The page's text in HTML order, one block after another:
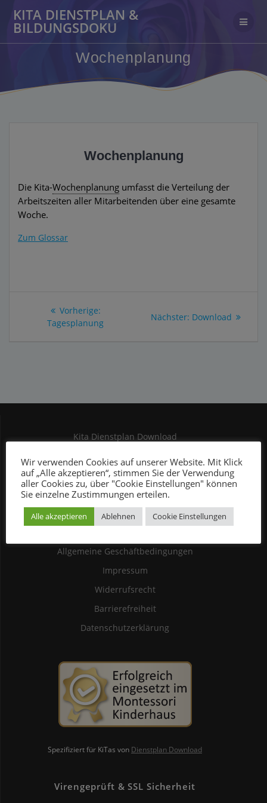
Inhalt
KITA DIENSTPLAN &
BILDUNGSDOKU
Wochenplanung
Wochenplanung
Die Kita-Wochenplanung umfasst die Verteilung der
Arbeitszeiten aller Mitarbeitenden über eine gesamte
Woche.
Zum Glossar
Vorherige:Vorheriger
Beitrag:
Tagesplanung
Nächster: Nächster
Download
Kita Dienstplan Download
Kontakt
Mein Konto
Service Dienstplan Download
Anwendung Dienstplan
Allgemeine Geschäftbedingungen
Impressum
Widerrufsrecht
Barrierefreiheit
Datenschutzerklärung
Spezifiziert für KiTas von Dienstplan Download
Virengeprüft & SSL Sicherheit
Wir verwenden Cookies auf unserer Website. Mit Klick
auf „Alle akzeptieren“, stimmen Sie der Verwendung
aller Cookies zu, über "Cookie Einstellungen" können
Sie einzelne Zustimmungen erteilen.
Alle akzeptieren Ablehnen Cookie Einstellungen